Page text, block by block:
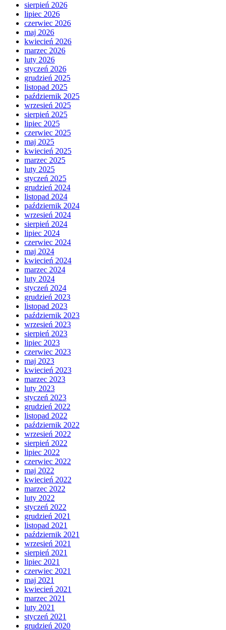
sierpień 2026
lipiec 2026
czerwiec 2026
maj 2026
kwiecień 2026
marzec 2026
luty 2026
styczeń 2026
grudzień 2025
listopad 2025
październik 2025
wrzesień 2025
sierpień 2025
lipiec 2025
czerwiec 2025
maj 2025
kwiecień 2025
marzec 2025
luty 2025
styczeń 2025
grudzień 2024
listopad 2024
październik 2024
wrzesień 2024
sierpień 2024
lipiec 2024
czerwiec 2024
maj 2024
kwiecień 2024
marzec 2024
luty 2024
styczeń 2024
grudzień 2023
listopad 2023
październik 2023
wrzesień 2023
sierpień 2023
lipiec 2023
czerwiec 2023
maj 2023
kwiecień 2023
marzec 2023
luty 2023
styczeń 2023
grudzień 2022
listopad 2022
październik 2022
wrzesień 2022
sierpień 2022
lipiec 2022
czerwiec 2022
maj 2022
kwiecień 2022
marzec 2022
luty 2022
styczeń 2022
grudzień 2021
listopad 2021
październik 2021
wrzesień 2021
sierpień 2021
lipiec 2021
czerwiec 2021
maj 2021
kwiecień 2021
marzec 2021
luty 2021
styczeń 2021
grudzień 2020